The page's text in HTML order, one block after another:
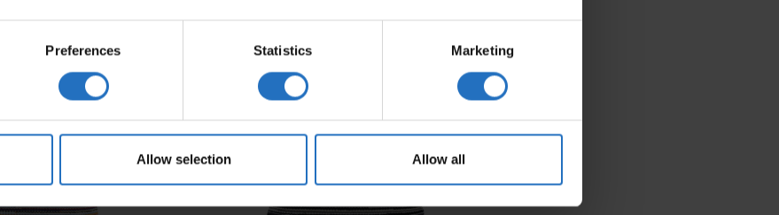
Preferences Statistics Marketing
Allow selection Allow all
Promo!